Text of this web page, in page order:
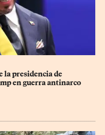
la presidencia de
en guerra antinarco